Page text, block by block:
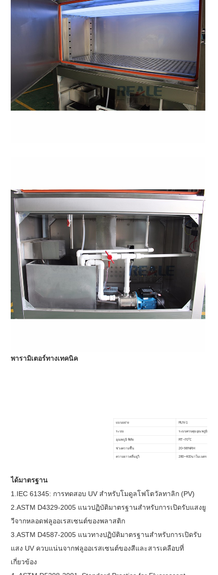
พารามิเตอร์ทางเทคนิค
แบบอย่าง RUV-1
ระบบ ระบบควบคุมอุณหภูมิและค
อุณหภูมิ พิสัย RT~70℃
ช่วงความชื้น 20~98%RH
ความยาวคลื่นยูวี 280~400นาโนเมตร
วิธีการเปิดเผย การสัมผัสไอน้ำควบแน่น กา
มิติข้อมูลภายใน(ซม 1140X390X400ซม
ได้มาตรฐาน
1.IEC 61345: การทดสอบ UV สำหรับโมดูลโฟโตวัลทาลิก (PV)
2.ASTM D4329-2005 แนวปฏิบัติมาตรฐานสำหรับการเปิดรับแสงยู
วีจากหลอดฟลูออเรสเซนต์ของพลาสติก
3.ASTM D4587-2005 แนวทางปฏิบัติมาตรฐานสำหรับการเปิดรับ
แสง UV ควบแน่นจากฟลูออเรสเซนต์ของสีและสารเคลือบที่
เกี่ยวข้อง